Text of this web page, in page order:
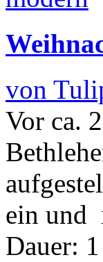
von
Vor ca.
ein und
Dauer: